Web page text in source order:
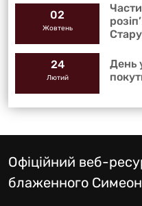
02
Жовтень
24
Лютий
День
Офіційний веб-
блаженного